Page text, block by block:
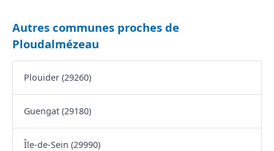
Autres communes proches de
Ploudalmézeau
Plouider (29260)
Guengat (29180)
Île-de-Sein (29990)